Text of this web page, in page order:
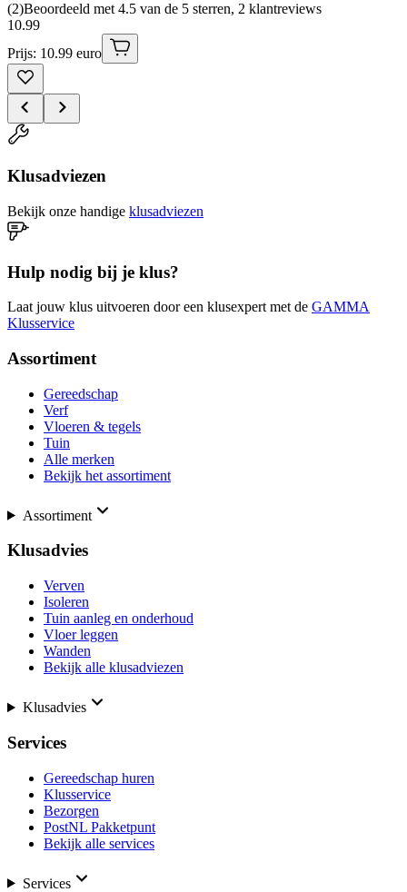
(2)Beoordeeld met 4.5 van de 5 sterren, 2 klantreviews
10.99
Prijs: 10.99 euro
Klusadviezen
Bekijk onze handige klusadviezen
Hulp nodig bij je klus?
Laat jouw klus uitvoeren door een klusexpert met de GAMMA
Klusservice
Assortiment
Gereedschap
Verf
Vloeren & tegels
Tuin
Alle merken
Bekijk het assortiment
Assortiment
Klusadvies
Verven
Isoleren
Tuin aanleg en onderhoud
Vloer leggen
Wanden
Bekijk alle klusadviezen
Klusadvies
Services
Gereedschap huren
Klusservice
Bezorgen
PostNL Pakketpunt
Bekijk alle services
Services